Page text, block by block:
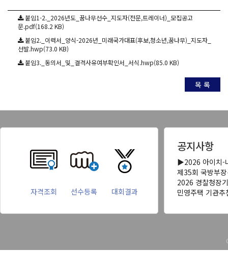
붙임1-2._2026년도_꿈나무선수_지도자(전문,트레이너)_모집공고
문.pdf(168.2 KB)
붙임2._이력서_양식-2026년_미래국가대표(후보,청소년,꿈나무)_지도자_
선발.hwp(73.0 KB)
붙임3._동의서_및_결격사유여부확인서_서식.hwp(85.0 KB)
목 록
자격조회 선수등록 대회결과
공지사항
▶2026 아이치-
제35회 국방부
2026 경찰청장
민영주택 기관